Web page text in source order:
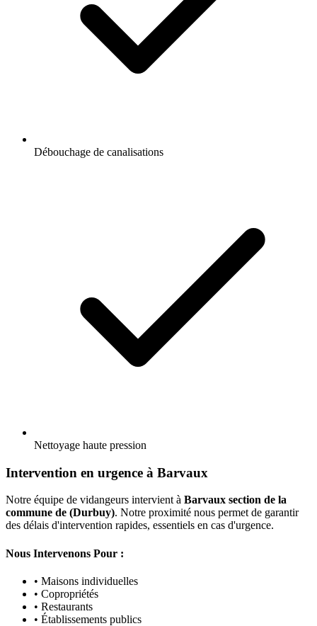
Débouchage de canalisations
Nettoyage haute pression
Intervention en urgence à Barvaux
Notre équipe de vidangeurs intervient à Barvaux section de la
commune de (Durbuy). Notre proximité nous permet de garantir
des délais d'intervention rapides, essentiels en cas d'urgence.
Nous Intervenons Pour :
• Maisons individuelles
• Copropriétés
• Restaurants
• Établissements publics